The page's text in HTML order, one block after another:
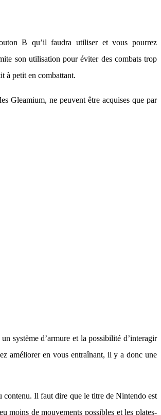
B qu’il faudra utiliser et vous pourrez
son utilisation pour éviter des combats trop
à petit en combattant.
Gleamium, ne peuvent être acquises que par
système d’armure et la possibilité d’interagir
améliorer en vous entraînant, il y a donc une
contenu. Il faut dire que le titre de Nintendo est
moins de mouvements possibles et les plates-